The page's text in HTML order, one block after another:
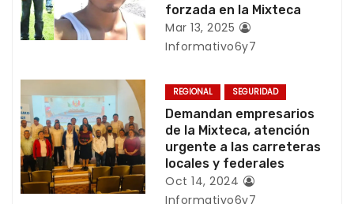
i
n
d
e
e
forzada en la Mixteca
Mar 13, 2025
Informativo6y7
REGIONAL SEGURIDAD
Demandan empresarios
de la Mixteca, atención
urgente a las carreteras
locales y federales
Oct 14, 2024
Informativo6y7